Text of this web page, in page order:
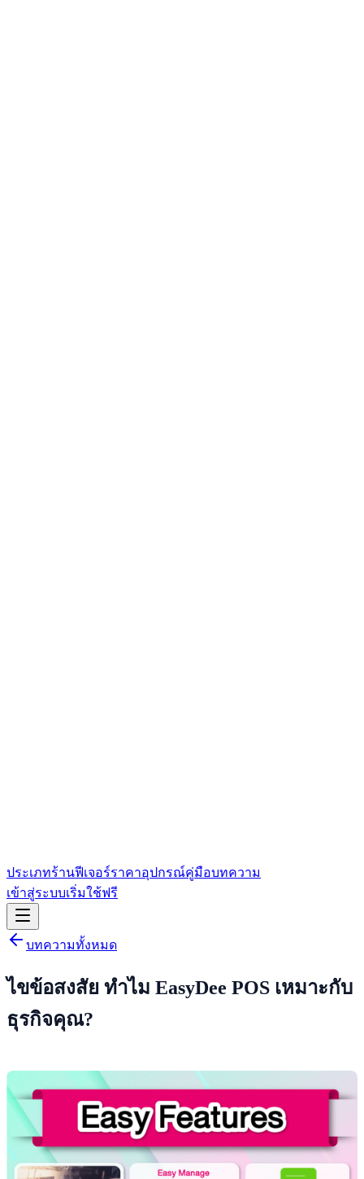
ประเภทร้านฟีเจอร์ราคาอุปกรณ์คู่มือบทความ
เข้าสู่ระบบเริ่มใช้ฟรี
บทความทั้งหมด
ไขข้อสงสัย ทำไม EasyDee POS เหมาะกับ
ธุรกิจคุณ?